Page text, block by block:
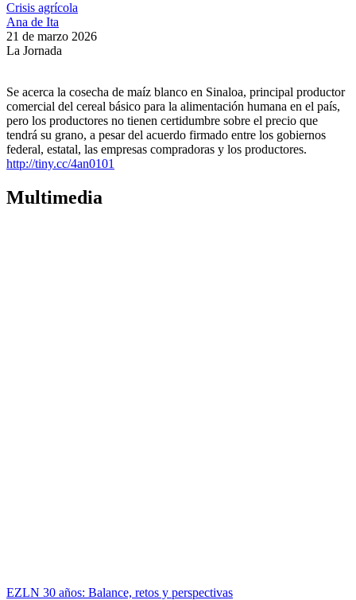
Crisis agrícola
Ana de Ita
21 de marzo 2026
La Jornada
Se acerca la cosecha de maíz blanco en Sinaloa, principal productor
comercial del cereal básico para la alimentación humana en el país,
pero los productores no tienen certidumbre sobre el precio que
tendrá su grano, a pesar del acuerdo firmado entre los gobiernos
federal, estatal, las empresas compradoras y los productores.
http://tiny.cc/4an0101
Multimedia
EZLN 30 años: Balance, retos y perspectivas